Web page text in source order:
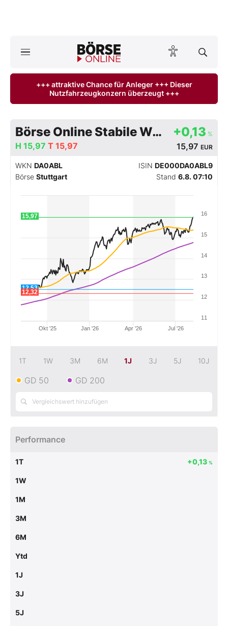
ktuelle Ausgabe BÖRSE ONLINE lesen
Finanz-Check
Abo & Shop
BO-Musterdepots
Experten
Mein Konto
+++ attraktive Chance für Anleger +++ Dieser
Nutzfahrzeugkonzern überzeugt +++
Börse Online Stabile Werte Index +0,13 %
15,97 EUR
H 15,97 T 15,97
WKN DA0ABL ISIN DE000DA0ABL9
Börse Stuttgart Stand 6.8. 07:10
Jan '26 Jul '26
Okt '25 Apr '26
12
14
16
11
13
15
12,53
12,32
15,97
1T 1W 3M 6M 1J 3J 5J 10J
GD 50 GD 200
Performance
1T +0,13 %
1W
1M
3M
6M
Ytd
1J
3J
5J